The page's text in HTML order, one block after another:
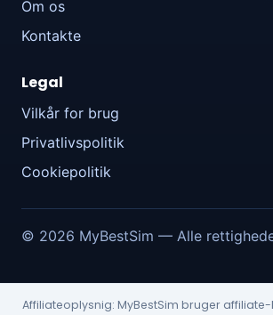
Om os
Kontakte
Legal
Vilkår for brug
Privatlivspolitik
Cookiepolitik
© 2026 MyBestSim — Alle
Affiliateoplysnig: MyBestSim bruger affiliate-